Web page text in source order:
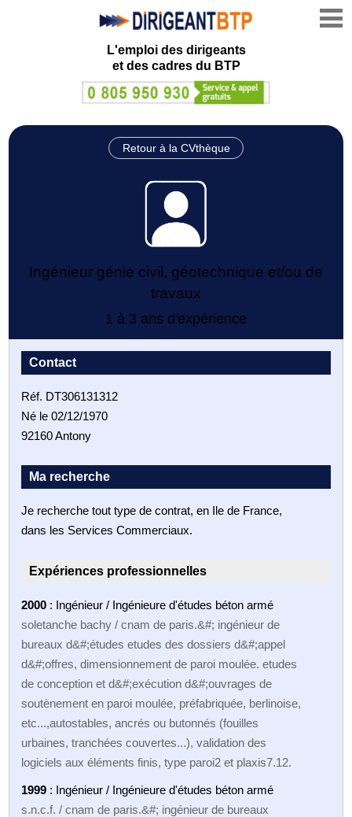
L'emploi des dirigeants
et des cadres du BTP
Retour à la CVthèque
Ingénieur génie civil, géotechnique et/ou de
travaux
1 à 3 ans d'expérience
Contact
Réf. DT306131312
Né le 02/12/1970
92160 Antony
Ma recherche
Je recherche tout type de contrat, en Ile de France,
dans les Services Commerciaux.
Expériences professionnelles
2000 : Ingénieur / Ingénieure d'études béton armé
soletanche bachy / cnam de paris.&#; ingénieur de
bureaux d&#;études etudes des dossiers d&#;appel
d&#;offres, dimensionnement de paroi moulée. etudes
de conception et d&#;exécution d&#;ouvrages de
soutènement en paroi moulée, préfabriquée, berlinoise,
etc...,autostables, ancrés ou butonnés (fouilles
urbaines, tranchées couvertes...), validation des
logiciels aux éléments finis, type paroi2 et plaxis7.12.
1999 : Ingénieur / Ingénieure d'études béton armé
s.n.c.f. / cnam de paris.&#; ingénieur de bureaux